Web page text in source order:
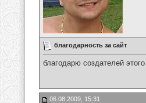
благодарность за сайт
благодарю создателей
06.08.2009, 15:31